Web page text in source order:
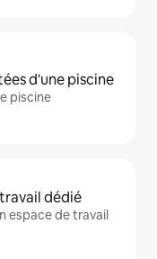
d'une piscine
piscine
dédié
espace de travail